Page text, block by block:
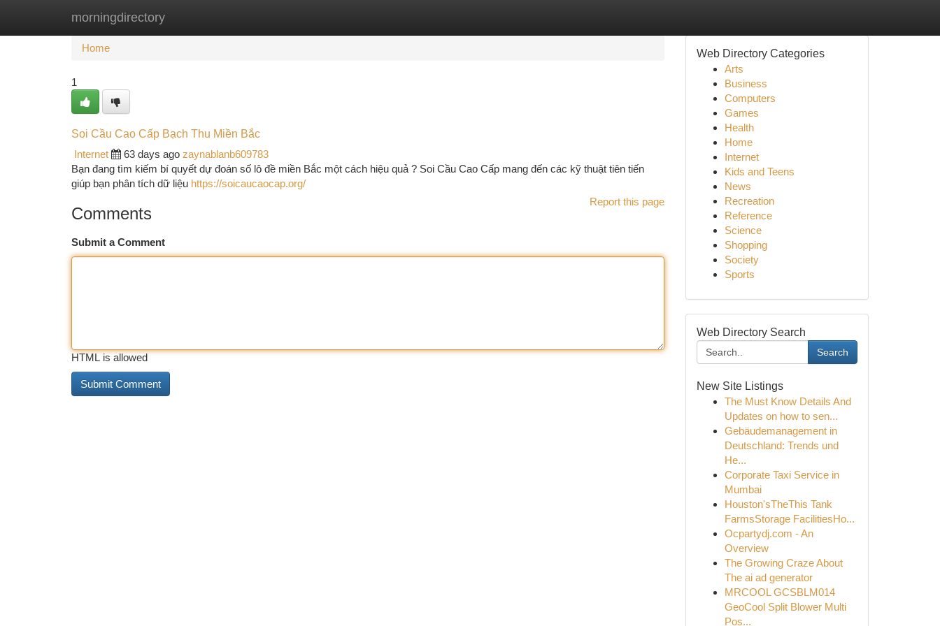
morningdirectory
Home New Site Listings
Home
1
Soi Cầu Cao Cấp Bạch Thu Miền Bắc
Internet
63 days ago zaynablanb609783
Bạn đang tìm kiếm bí quyết dự đoán số lô đề miền Bắc một cách hiệu quả ? Soi Cầu Cao Cấp mang đến các kỹ thuật tiên tiến
giúp bạn phân tích dữ liệu https://soicaucaocap.org/
Report this page
Comments
Submit a Comment
HTML is allowed
Web Directory Categories
Arts
Business
Computers
Games
Health
Home
Internet
Kids and Teens
News
Recreation
Reference
Science
Shopping
Society
Sports
Web Directory Search
Search
New Site Listings
The Must Know Details And
Updates on how to sen...
Gebäudemanagement in
Deutschland: Trends und
He...
Corporate Taxi Service in
Mumbai
Houston'sTheThis Tank
FarmsStorage FacilitiesHo...
Ocpartydj.com - An
Overview
The Growing Craze About
The ai ad generator
MRCOOL GCSBLM014
GeoCool Split Blower Multi
Pos...